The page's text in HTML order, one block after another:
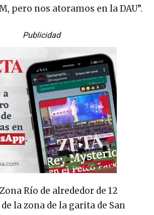
pero nos atoramos en la DAU”.
Publicidad
Río de alrededor de 12
la zona de la garita de San